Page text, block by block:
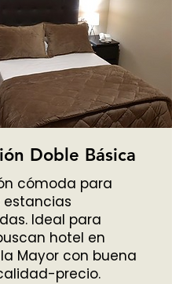
Doble Básica
cómoda para
estancias
Ideal para
hotel en
Mayor con buena
precio.